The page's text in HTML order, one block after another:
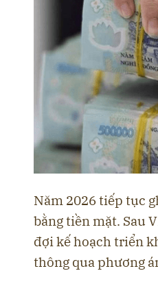
Năm 2026 tiếp tục
bằng tiền mặt. Sau
đợi kế hoạch triển
thông qua phương